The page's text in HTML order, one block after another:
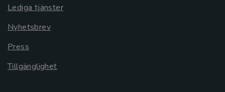
Lediga tjänster
Nyhetsbrev
Press
Tillgänglighet